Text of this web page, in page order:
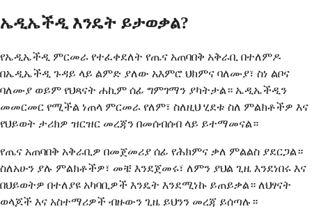
ኤዲኤችዲ እንዴት ይታወቃል?
የኤዲኤችዲ ምርመራ የተፈቀደለት የጤና አጠባበቅ አቅራቢ በተለምዶ
በኤዲኤችዲ ጉዳይ ላይ ልምድ ያለው አእምሮ ህክምና ባለሙያ፣ ስነ ልቦና
ባለሙያ ወይም የህጻናት ሐኪም ሰፊ ግምገማን ያካትታል። ኤዲኤችዲን
መመርመር የሚችል ነጠላ ምርመራ የለም፣ ስለዚህ ሂደቱ ስለ ምልክቶችዎ እና
የህይወት ታሪክዎ ዝርዝር መረጃን በመሰብሰብ ላይ ይተማመናል።
የጤና አጠባበቅ አቅራቢዎ በመጀመሪያ ሰፊ የሕክምና ቃለ ምልልስ ያደርጋል።
ስለአሁን ያሉ ምልክቶችዎ፣ መቼ እንደጀመሩ፣ ለምን ያህል ጊዜ እንደነበሩ እና
በህይወትዎ በተለያዩ አካባቢዎች እንዴት እንደሚነኩ ይጠይቃል። ለህፃናት
ወላጆች እና አስተማሪዎች ብዙውን ጊዜ ይህንን መረጃ ይሰጣሉ።